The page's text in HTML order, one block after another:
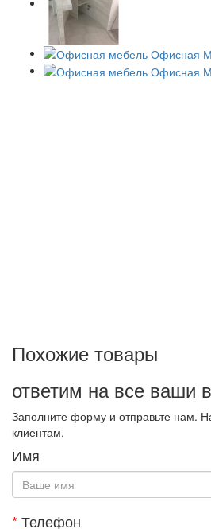
Похожие товары
ответим на все ваши
Заполните форму и отправьте нам.
клиентам.
Имя
* Телефон